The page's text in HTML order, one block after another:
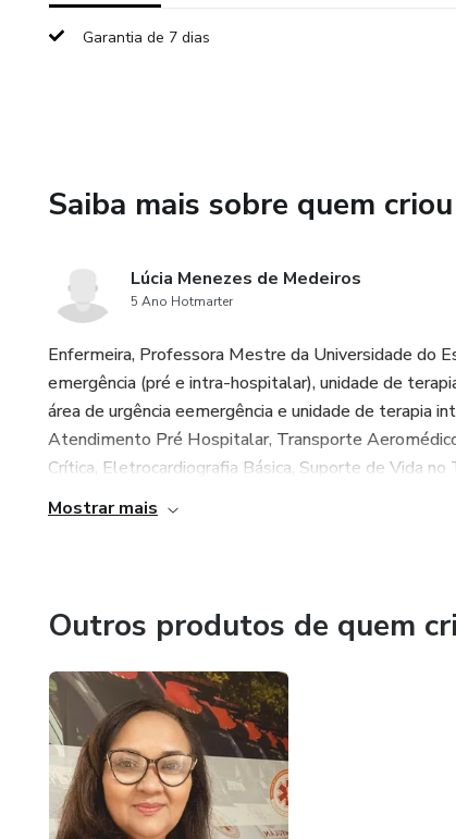
Garantia de 7 dias
Saiba mais sobre quem
Lúcia Menezes de Medeiros
5 Ano Hotmarter
Enfermeira, Professora Mestre da Universidade do
emergência (pré e intra-hospitalar), unidade de
área de urgência eemergência e unidade de terapia
Atendimento Pré Hospitalar, Transporte
Crítica, Eletrocardiografia Básica, Suporte de Vida no
Mostrar mais
Outros produtos de quem